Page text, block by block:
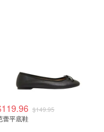
$149.95
蕾平底鞋